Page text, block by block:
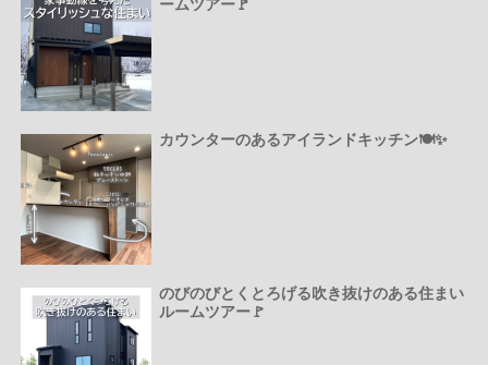
ームツアー🚩
カウンターのあるアイランドキッチン🍽️✨
のびのびとくとろげる吹き抜けのある住まい
ルームツアー🚩